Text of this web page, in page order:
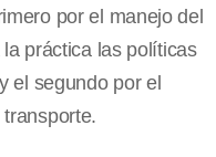
por el manejo del
práctica las políticas
el segundo por el